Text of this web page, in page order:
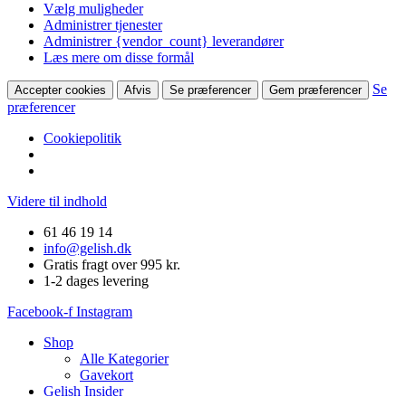
Vælg muligheder
Administrer tjenester
Administrer {vendor_count} leverandører
Læs mere om disse formål
Accepter cookies Afvis Se præferencer Gem præferencer
Se
præferencer
Cookiepolitik
Videre til indhold
61 46 19 14
info@gelish.dk
Gratis fragt over 995 kr.
1-2 dages levering
Facebook-f Instagram
Shop
Alle Kategorier
Gavekort
Gelish Insider